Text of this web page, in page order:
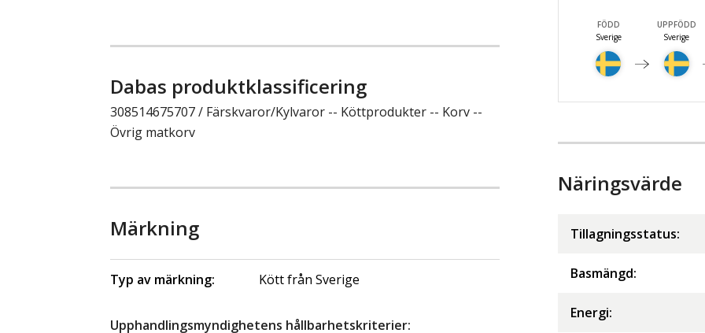
Dabas produktklassificering
308514675707 / Färskvaror/Kylvaror -- Köttprodukter -- Korv --
Övrig matkorv
Märkning
Typ av märkning: Kött från Sverige
Upphandlingsmyndighetens hållbarhetskriterier:
FÖDD
Sverige
UPPFÖDD
Sverige
Näringsvärde
Tillagningsstatus:
Basmängd:
Energi: